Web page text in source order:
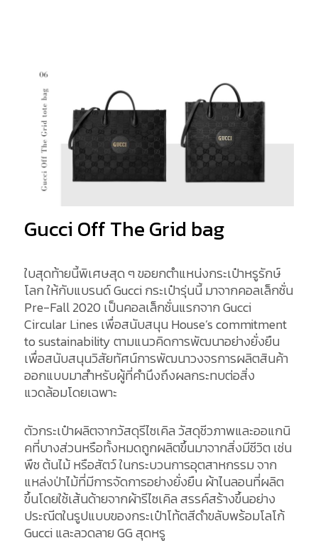
Gucci Off The Grid bag
ใบสุดท้ายนี้พิเศษสุด ๆ ขอยกตำแหน่งกระเป๋าหรูรักษ์
โลก ให้กับแบรนด์ Gucci กระเป๋ารุ่นนี้ มาจากคอลเล็กชั่น
Pre-Fall 2020 เป็นคอลเล็กชั่นแรกจาก Gucci
Circular Lines เพื่อสนับสนุน House’s commitment
to sustainability ตามแนวคิดการพัฒนาอย่างยั่งยืน
เพื่อสนับสนุนวิสัยทัศน์การพัฒนาวงจรการผลิตสินค้า
ออกแบบมาสำหรับผู้ที่คำนึงถึงผลกระทบต่อสิ่ง
แวดล้อมโดยเฉพาะ
ตัวกระเป๋าผลิตจากวัสดุรีไซเคิล วัสดุชีวภาพและออแกนิ
คที่บางส่วนหรือทั้งหมดถูกผลิตขึ้นมาจากสิ่งมีชีวิต เช่น
พืช ต้นไม้ หรือสัตว์ ในกระบวนการอุตสาหกรรม จาก
แหล่งป่าไม้ที่มีการจัดการอย่างยั่งยืน ผ้าไนลอนที่ผลิต
ขึ้นโดยใช้เส้นด้ายจากผ้ารีไซเคิล สรรค์สร้างขึ้นอย่าง
ประณีตในรูปแบบของกระเป๋าโท้ตสีดำขลับพร้อมโลโก้
Gucci และลวดลาย GG สุดหรู